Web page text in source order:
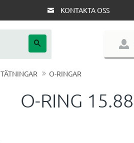
KONTAKTA OSS
TÄTNINGAR O-RINGAR
O-RING